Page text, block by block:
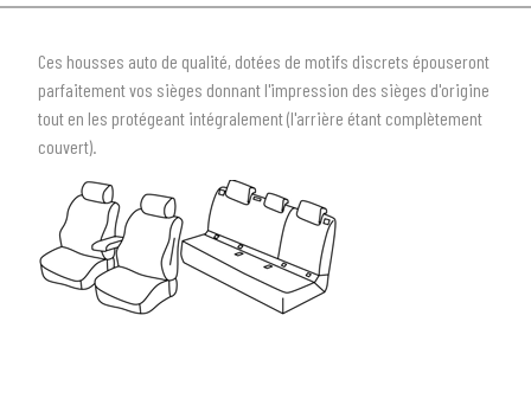
Ces housses auto de qualité, dotées de motifs discrets épouseront
parfaitement vos sièges donnant l'impression des sièges d'origine
tout en les protégeant intégralement (l'arrière étant complètement
couvert).